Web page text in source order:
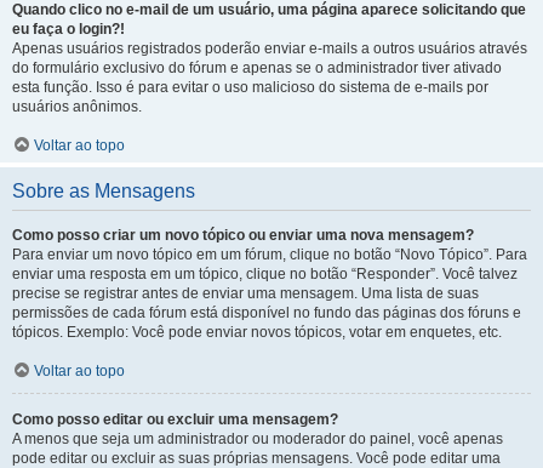
Quando clico no e-mail de um usuário, uma página aparece solicitando que
eu faça o login?!
Apenas usuários registrados poderão enviar e-mails a outros usuários através
do formulário exclusivo do fórum e apenas se o administrador tiver ativado
esta função. Isso é para evitar o uso malicioso do sistema de e-mails por
usuários anônimos.
Voltar ao topo
Sobre as Mensagens
Como posso criar um novo tópico ou enviar uma nova mensagem?
Para enviar um novo tópico em um fórum, clique no botão “Novo Tópico”. Para
enviar uma resposta em um tópico, clique no botão “Responder”. Você talvez
precise se registrar antes de enviar uma mensagem. Uma lista de suas
permissões de cada fórum está disponível no fundo das páginas dos fóruns e
tópicos. Exemplo: Você pode enviar novos tópicos, votar em enquetes, etc.
Voltar ao topo
Como posso editar ou excluir uma mensagem?
A menos que seja um administrador ou moderador do painel, você apenas
pode editar ou excluir as suas próprias mensagens. Você pode editar uma